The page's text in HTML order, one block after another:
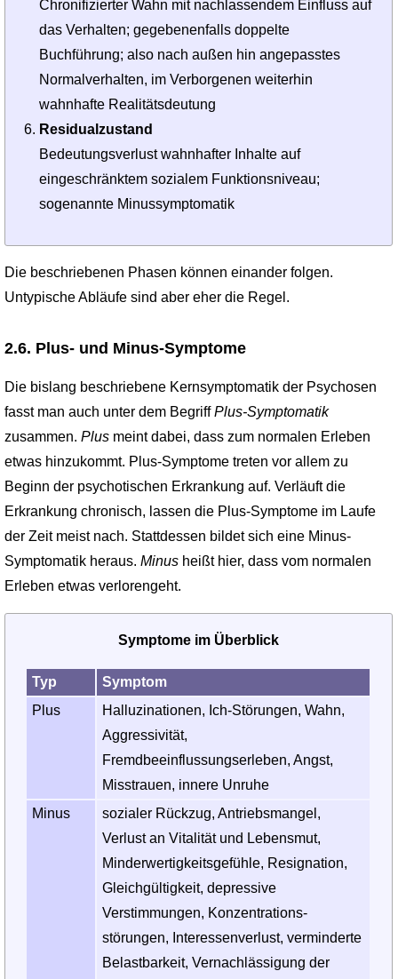
Chronifizierter Wahn mit nachlassendem Einfluss auf
das Verhalten; gegebenenfalls doppelte
Buchführung; also nach außen hin angepasstes
Normalverhalten, im Verborgenen weiterhin
wahnhafte Realitätsdeutung
Residualzustand
Bedeutungsverlust wahnhafter Inhalte auf
eingeschränktem sozialem Funktionsniveau;
sogenannte Minussymptomatik
Die beschriebenen Phasen können einander folgen.
Untypische Abläufe sind aber eher die Regel.
2.6. Plus- und Minus-Symptome
Die bislang beschriebene Kernsymptomatik der Psychosen
fasst man auch unter dem BegriffPlus-Symptomatik
zusammen. Plusmeint dabei, dass zum normalen Erleben
etwas hinzukommt. Plus-Symptome treten vor allem zu
Beginn der psychotischen Erkrankung auf. Verläuft die
Erkrankung chronisch, lassen die Plus-Symptome im Laufe
der Zeit meist nach. Stattdessen bildet sich eine Minus-
Symptomatik heraus. Minusheißt hier, dass vom normalen
Erleben etwas verlorengeht.
Symptome im Überblick
Typ
Symptom
Plus
Halluzinationen, Ich-Störungen, Wahn,
Aggressivität,
Fremdbeeinflussungserleben, Angst,
Misstrauen, innere Unruhe
Minus
sozialer Rückzug, Antriebsmangel,
Verlust an Vitalität und Lebensmut,
Minderwertigkeitsgefühle, Resignation,
Gleich­gültigkeit, depressive
Verstimmungen, Konzentrations­
störungen, Interessenverlust, verminderte
Belastbarkeit, Vernachlässigung der